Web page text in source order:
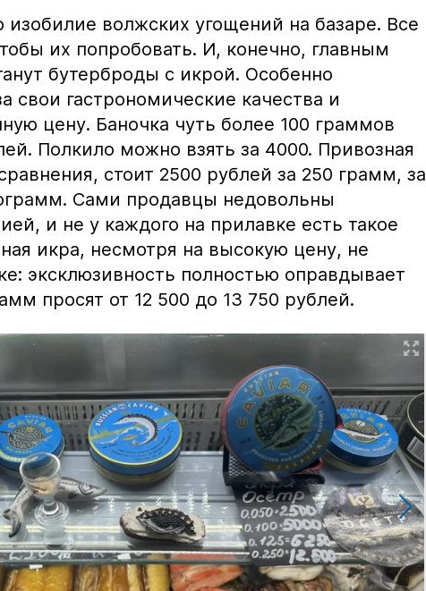
изобилие волжских угощений на базаре. Все
их попробовать. И, конечно, главным
бутерброды с икрой. Особенно
свои гастрономические качества и
цену. Баночка чуть более 100 граммов
Полкило можно взять за 4000. Привозная
стоит 2500 рублей за 250 грамм, за
Сами продавцы недовольны
и не у каждого на прилавке есть такое
икра, несмотря на высокую цену, не
эксклюзивность полностью оправдывает
просят от 12 500 до 13 750 рублей.